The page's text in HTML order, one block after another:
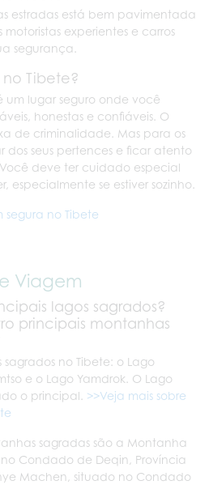
estradas está bem pavimentada
motoristas experientes e carros
segurança.
Tibete?
um lugar seguro onde você
honestas e confiáveis. O
de criminalidade. Mas para os
dos seus pertences e ficar atento
deve ter cuidado especial
especialmente se estiver sozinho.
segura no Tibete
Viagem
lagos sagrados?
principais montanhas
sagrados no Tibete: o Lago
e o Lago Yamdrok. O Lago
o principal. >>Veja mais sobre
sagradas são a Montanha
Condado de Deqin, Província
Machen, situado no Condado